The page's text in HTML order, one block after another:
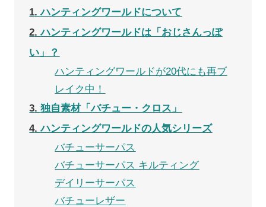
1 ハンティングワールドについて
2 ハンティングワールドは「おじさんっぽ
い」？
ハンティングワールドが20代にも再ブ
レイク中！
3 独自素材「バチュー・クロス」
4 ハンティングワールドの人気シリーズ
バチューサーパス
バチューサーパス キルティング
デイリーサーパス
バチューレザー